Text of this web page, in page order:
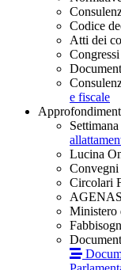
Codice
Atti dei
e fiscale
Lucina
Convegni
Circolari
AGENAS
Ministero